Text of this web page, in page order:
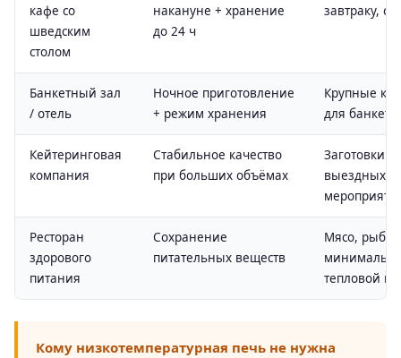
кафе со
шведским
столом
накануне + хранение
до 24 ч
завтраку,
Банкетный зал
/ отель
Ночное приготовление
+ режим хранения
Крупные
для
Кейтеринговая
компания
Стабильное качество
при больших объёмах
Заготовки
выездных
Ресторан
здорового
питания
Сохранение
питательных веществ
Мясо, рыба,
тепловой
Кому низкотемпературная печь не нужна